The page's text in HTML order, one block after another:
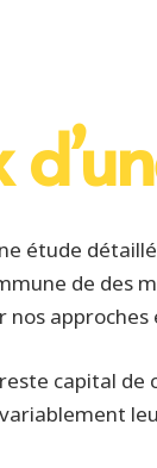
étude
de des
nos approches
capital de